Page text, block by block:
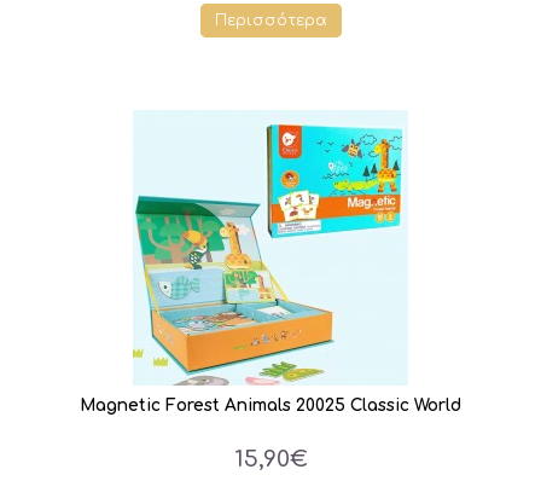
Περισσότερα
Magnetic Forest Animals 20025 Classic World
15,90€